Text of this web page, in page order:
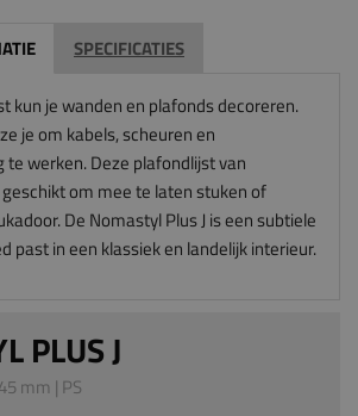
SPECIFICATIES
kun je wanden en plafonds decoreren.
je om kabels, scheuren en
werken. Deze plafondlijst van
geschikt om mee te laten stuken of
De Nomastyl Plus J is een subtiele
past in een klassiek en landelijk interieur.
PLUS J
mm | PS